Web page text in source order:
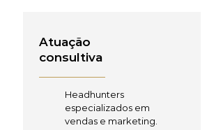
Atuação
consultiva
Headhunters
especializados em
vendas e marketing.